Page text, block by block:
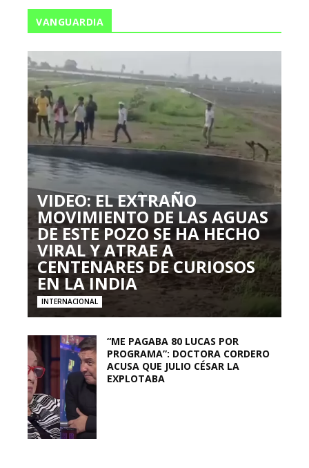
VANGUARDIA
VIDEO: EL EXTRAÑO
MOVIMIENTO DE LAS AGUAS
DE ESTE POZO SE HA HECHO
VIRAL Y ATRAE A
CENTENARES DE CURIOSOS
EN LA INDIA
INTERNACIONAL
“ME PAGABA 80 LUCAS POR
PROGRAMA”: DOCTORA CORDERO
ACUSA QUE JULIO CÉSAR LA
EXPLOTABA